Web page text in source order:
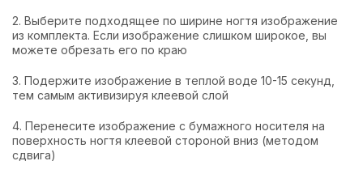
2. Выберите подходящее по ширине ногтя изображение
из комплекта. Если изображение слишком широкое, вы
можете обрезать его по краю
3. Подержите изображение в теплой воде 10-15 секунд,
тем самым активизируя клеевой слой
4. Перенесите изображение с бумажного носителя на
поверхность ногтя клеевой стороной вниз (методом
сдвига)